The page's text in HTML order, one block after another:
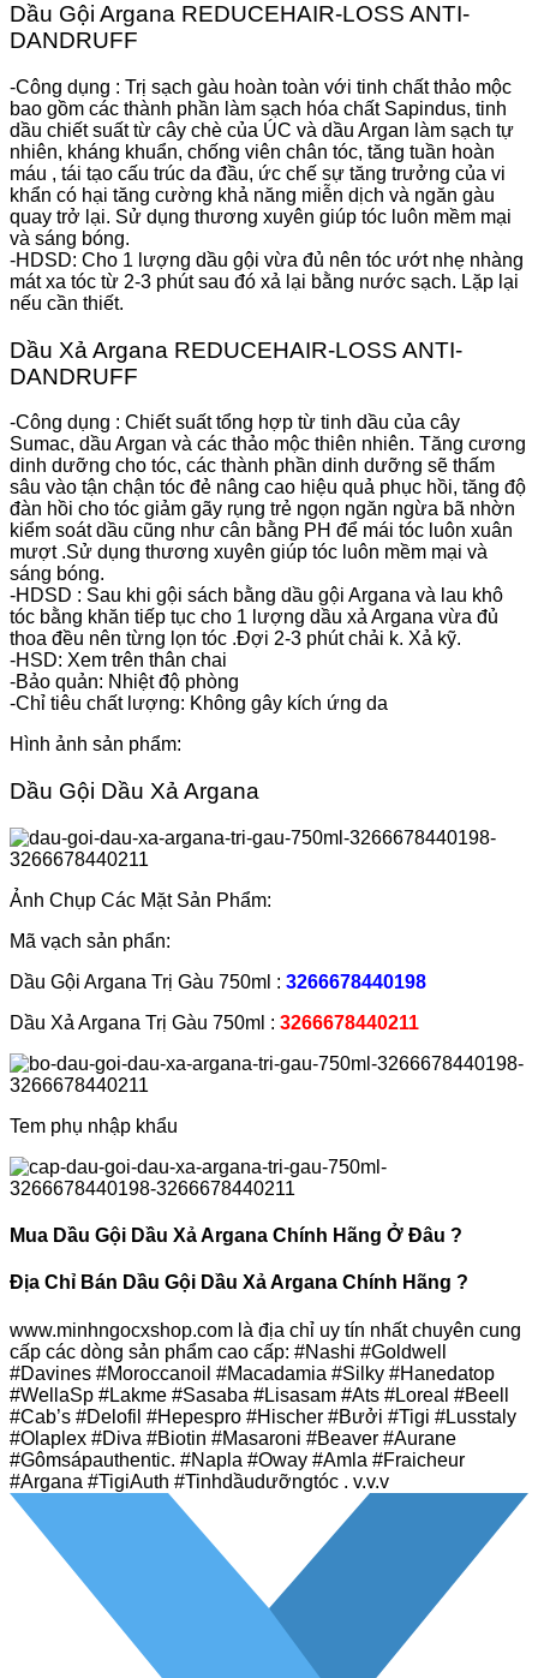
Dầu Gội Argana REDUCEHAIR-LOSS ANTI-
DANDRUFF
-Công dụng : Trị sạch gàu hoàn toàn với tinh chất thảo mộc
bao gồm các thành phần làm sạch hóa chất Sapindus, tinh
dầu chiết suất từ cây chè của ÚC và dầu Argan làm sạch tự
nhiên, kháng khuẩn, chống viên chân tóc, tăng tuần hoàn
máu , tái tạo cấu trúc da đầu, ức chế sự tăng trưởng của vi
khẩn có hại tăng cường khả năng miễn dịch và ngăn gàu
quay trở lại. Sử dụng thương xuyên giúp tóc luôn mềm mại
và sáng bóng.
-HDSD: Cho 1 lượng dầu gội vừa đủ nên tóc ướt nhẹ nhàng
mát xa tóc từ 2-3 phút sau đó xả lại bằng nước sạch. Lặp lại
nếu cần thiết.
Dầu Xả Argana REDUCEHAIR-LOSS ANTI-
DANDRUFF
-Công dụng : Chiết suất tổng hợp từ tinh dầu của cây
Sumac, dầu Argan và các thảo mộc thiên nhiên. Tăng cương
dinh dưỡng cho tóc, các thành phần dinh dưỡng sẽ thấm
sâu vào tận chận tóc đẻ nâng cao hiệu quả phục hồi, tăng độ
đàn hồi cho tóc giảm gãy rụng trẻ ngọn ngăn ngừa bã nhờn
kiểm soát dầu cũng như cân bằng PH để mái tóc luôn xuân
mượt .Sử dụng thương xuyên giúp tóc luôn mềm mại và
sáng bóng.
-HDSD : Sau khi gội sách bằng dầu gội Argana và lau khô
tóc bằng khăn tiếp tục cho 1 lượng dầu xả Argana vừa đủ
thoa đều nên từng lọn tóc .Đợi 2-3 phút chải k. Xả kỹ.
-HSD: Xem trên thân chai
-Bảo quản: Nhiệt độ phòng
-Chỉ tiêu chất lượng: Không gây kích ứng da
Hình ảnh sản phẩm:
Dầu Gội Dầu Xả Argana
Ảnh Chụp Các Mặt Sản Phẩm:
Mã vạch sản phẩn:
Dầu Gội Argana Trị Gàu 750ml : 3266678440198
Dầu Xả Argana Trị Gàu 750ml : 3266678440211
Tem phụ nhập khẩu
Mua Dầu Gội Dầu Xả Argana Chính Hãng Ở Đâu ?
Địa Chỉ Bán Dầu Gội Dầu XảArgana Chính Hãng ?
www.minhngocxshop.com là địa chỉ uy tín nhất chuyên cung
cấp các dòng sản phẩm cao cấp: #Nashi #Goldwell
#Davines #Moroccanoil #Macadamia #Silky #Hanedatop
#WellaSp #Lakme #Sasaba #Lisasam #Ats #Loreal #Beell
#Cab’s #Delofil #Hepespro #Hischer #Bưởi #Tigi #Lusstaly
#Olaplex #Diva #Biotin #Masaroni #Beaver #Aurane
#Gômsápauthentic. #Napla #Oway #Amla #Fraicheur
#Argana #TigiAuth #Tinhdầudưỡngtóc . v.v.v